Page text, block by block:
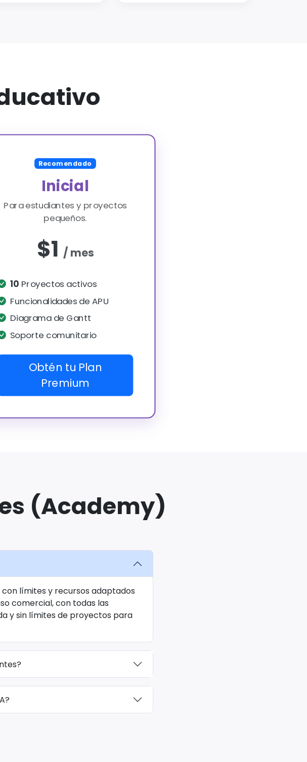
Recomendado
Inicial
Para estudiantes y proyectos
pequeños.
$1/ mes
10 Proyectos activos
Funcionalidades de APU
Diagrama de Gantt
Soporte comunitario
Obtén tu Plan
Premium
(Academy)
límites y recursos adaptados
comercial, con todas las
y sin límites de proyectos para